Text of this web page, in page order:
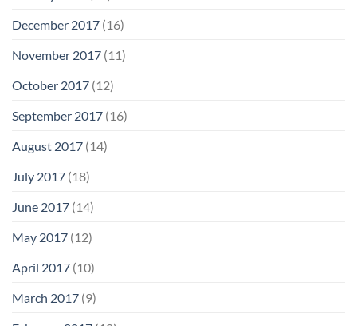
December 2017 (16)
November 2017 (11)
October 2017 (12)
September 2017 (16)
August 2017 (14)
July 2017 (18)
June 2017 (14)
May 2017 (12)
April 2017 (10)
March 2017 (9)